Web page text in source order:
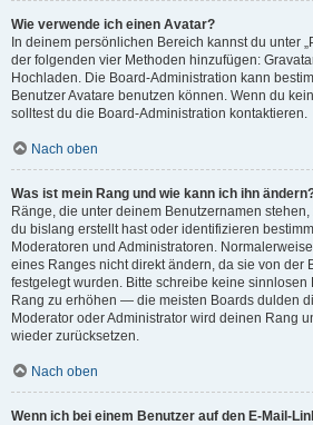
Wie verwende ich einen Avatar?
In deinem persönlichen Bereich kannst du unter
der folgenden vier Methoden hinzufügen:
Hochladen. Die Board-Administration kann
Benutzer Avatare benutzen können. Wenn du
solltest du die Board-Administration kontaktieren.
Nach oben
Was ist mein Rang und wie kann ich ihn
Ränge, die unter deinem Benutzernamen
du bislang erstellt hast oder identifizieren
Moderatoren und Administratoren.
eines Ranges nicht direkt ändern, da sie von der
festgelegt wurden. Bitte schreibe keine sinnlosen
Rang zu erhöhen — die meisten Boards dulden
Moderator oder Administrator wird deinen Rang
wieder zurücksetzen.
Nach oben
Wenn ich bei einem Benutzer auf den E-Mail-